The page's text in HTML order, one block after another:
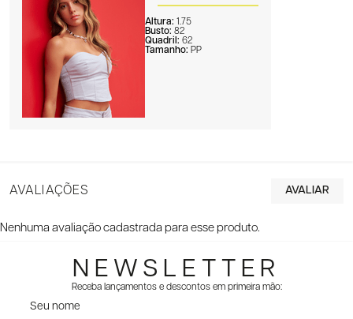
Altura: 1.75
Busto: 82
Quadril: 62
Tamanho: PP
AVALIAÇÕES
Nenhuma avaliação cadastrada para esse produto.
NEWSLETTER
Receba lançamentos e descontos em primeira mão: